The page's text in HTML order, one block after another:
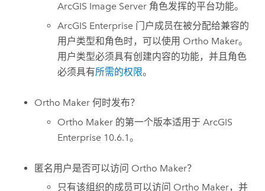
ArcGIS Image Server 角色发挥的平台功能。
ArcGIS Enterprise 门户成员在被分配给兼容的
用户类型和角色时，可以使用 Ortho Maker。
用户类型必须具有创建内容的功能，并且角色
必须具有所需的权限。
Ortho Maker 何时发布？
Ortho Maker 的第一个版本适用于ArcGIS
Enterprise 10.6.1。
匿名用户是否可以访问 Ortho Maker？
只有该组织的成员可以访问 Ortho Maker，并